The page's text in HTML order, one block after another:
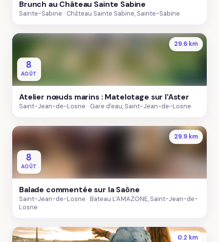
Brunch au Château Sainte Sabine
Sainte-Sabine Château Sainte Sabine, Sainte-Sabine
29.6 km
8
AOÛT
Atelier nœuds marins : Matelotage sur l'Aster
Saint-Jean-de-Losne Gare d'eau, Saint-Jean-de-Losne
29.9 km
8
AOÛT
Balade commentée sur la Saône
Saint-Jean-de-Losne
Bateau L'AMAZONE, Saint-Jean-de-
Losne
0.2 km